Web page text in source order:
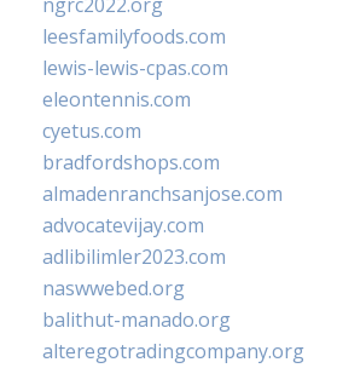
leesfamilyfoods.com
lewis-lewis-cpas.com
eleontennis.com
cyetus.com
bradfordshops.com
almadenranchsanjose.com
advocatevijay.com
adlibilimler2023.com
naswwebed.org
balithut-manado.org
alteregotradingcompany.org